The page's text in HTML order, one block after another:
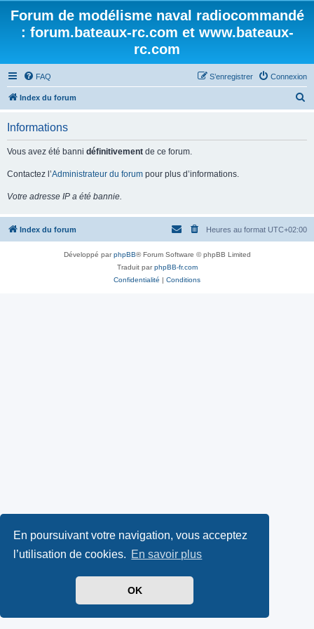
En poursuivant votre navigation, vous acceptez
l’utilisation de cookies. En savoir plus
OK
Forum de modélisme naval radiocommandé
: forum.bateaux-rc.com et www.bateaux-
rc.com
FAQ Connexion
S’enregistrer
Index du forum
e
Informations
Vous avez été banni définitivement de ce forum.
Contactez l’Administrateur du forum pour plus d’informations.
Votre adresse IP a été bannie.
Index du forum Heures au format UTC+02:00
Développé parphpBB® Forum Software © phpBB Limited
Traduit parphpBB-fr.com
Confidentialité | Conditions